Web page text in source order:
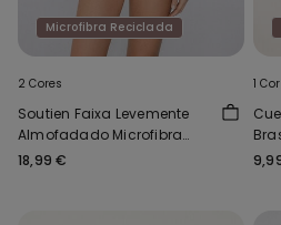
Microfibra Reciclada
2 Cores
Soutien Faixa Levemente
Almofadado Microfibra
Reciclada Full Coverage
18,99 €
1 Cor